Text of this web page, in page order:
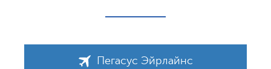
Пегасус Эйрлайнс